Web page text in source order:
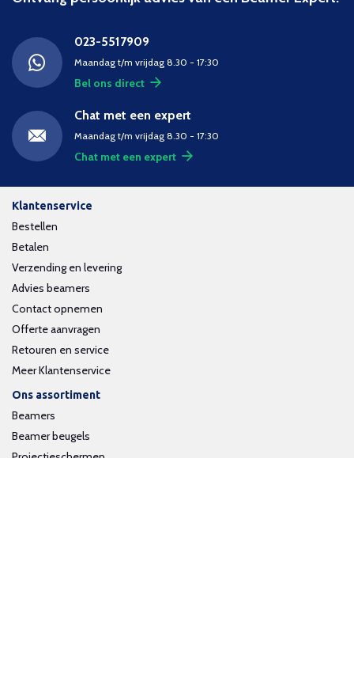
023-5517909
Maandag t/m vrijdag 8.30 - 17:30
Bel ons direct
Chat met een expert
Maandag t/m vrijdag 8.30 - 17:30
Chat met een expert
Klantenservice
Bestellen
Betalen
Verzending en levering
Advies beamers
Contact opnemen
Offerte aanvragen
Retouren en service
Meer Klantenservice
Ons assortiment
Beamers
Beamer beugels
Projectieschermen